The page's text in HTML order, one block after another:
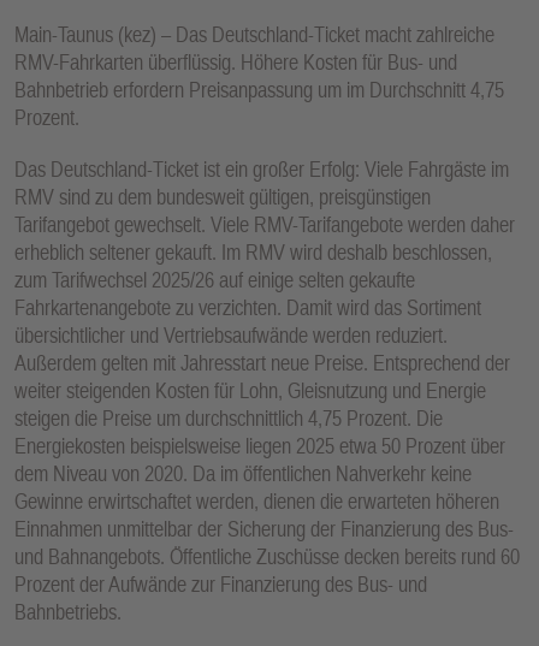
Main-Taunus (kez) – Das Deutschland-Ticket macht zahlreiche
RMV-Fahrkarten überflüssig. Höhere Kosten für Bus- und
Bahnbetrieb erfordern Preisanpassung um im Durchschnitt 4,75
Prozent.
Das Deutschland-Ticket ist ein großer Erfolg: Viele Fahrgäste im
RMV sind zu dem bundesweit gültigen, preisgünstigen
Tarifangebot gewechselt. Viele RMV-Tarifangebote werden daher
erheblich seltener gekauft. Im RMV wird deshalb beschlossen,
zum Tarifwechsel 2025/26 auf einige selten gekaufte
Fahrkartenangebote zu verzichten. Damit wird das Sortiment
übersichtlicher und Vertriebsaufwände werden reduziert.
Außerdem gelten mit Jahresstart neue Preise. Entsprechend der
weiter steigenden Kosten für Lohn, Gleisnutzung und Energie
steigen die Preise um durchschnittlich 4,75 Prozent. Die
Energiekosten beispielsweise liegen 2025 etwa 50 Prozent über
dem Niveau von 2020. Da im öffentlichen Nahverkehr keine
Gewinne erwirtschaftet werden, dienen die erwarteten höheren
Einnahmen unmittelbar der Sicherung der Finanzierung des Bus-
und Bahnangebots. Öffentliche Zuschüsse decken bereits rund 60
Prozent der Aufwände zur Finanzierung des Bus- und
Bahnbetriebs.
U
N
K
O
N
E
N